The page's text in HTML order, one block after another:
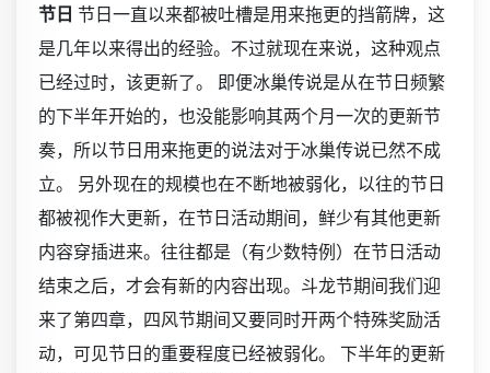
节日 节日一直以来都被吐槽是用来拖更的挡箭牌，这
是几年以来得出的经验。不过就现在来说，这种观点
已经过时，该更新了。 即便冰巢传说是从在节日频繁
的下半年开始的，也没能影响其两个月一次的更新节
奏，所以节日用来拖更的说法对于冰巢传说已然不成
立。 另外现在的规模也在不断地被弱化，以往的节日
都被视作大更新，在节日活动期间，鲜少有其他更新
内容穿插进来。往往都是（有少数特例）在节日活动
结束之后，才会有新的内容出现。斗龙节期间我们迎
来了第四章，四风节期间又要同时开两个特殊奖励活
动，可见节日的重要程度已经被弱化。 下半年的更新